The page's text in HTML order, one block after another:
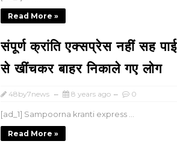
Read More »
संपूर्ण क्रांति एक्सप्रेस नहीं सह
से खींचकर बाहर निकाले गए लोग
48by7news 8 years ago 0
[ad_1] Sampoorna kranti express ...
Read More »